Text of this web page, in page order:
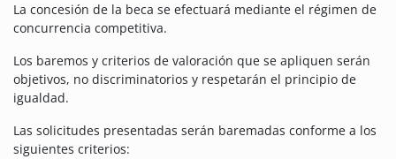
La concesión de la beca se efectuará mediante el régimen de
concurrencia competitiva.
Los baremos y criterios de valoración que se apliquen serán
objetivos, no discriminatorios y respetarán el principio de
igualdad.
Las solicitudes presentadas serán baremadas conforme a los
siguientes criterios: